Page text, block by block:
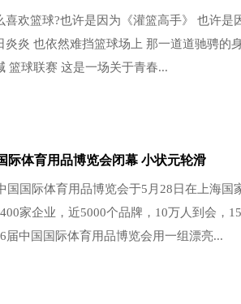
喜欢篮球?也许是因为《灌篮高手》 也许是
炎炎 也依然难挡篮球场上 那一道道驰骋的
篮球联赛 这是一场关于青春...
际体育用品博览会闭幕 小状元轮滑
国国际体育用品博览会于5月28日在上海国
家企业，近5000个品牌，10万人到会，
届中国国际体育用品博览会用一组漂亮...